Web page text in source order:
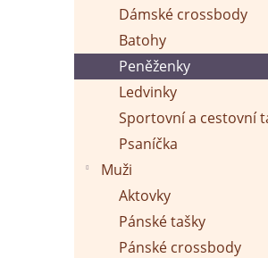
e
l
Dámské crossbody
Batohy
Peněženky
Ledvinky
Sportovní a cestovní
Psaníčka
Muži
Aktovky
Pánské tašky
Pánské crossbody